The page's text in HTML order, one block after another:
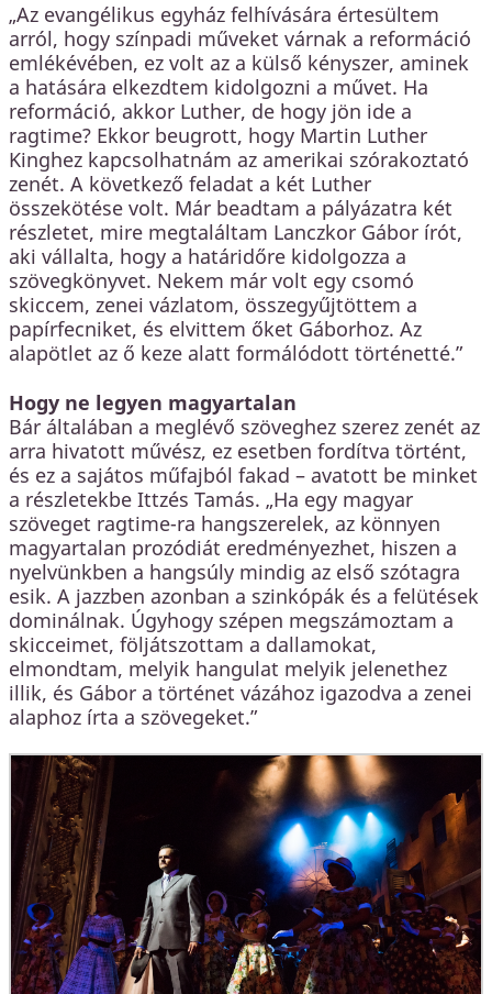
„Az evangélikus egyház felhívására értesültem
arról, hogy színpadi műveket várnak a reformáció
emlékévében, ez volt az a külső kényszer, aminek
a hatására elkezdtem kidolgozni a művet. Ha
reformáció, akkor Luther, de hogy jön ide a
ragtime? Ekkor beugrott, hogy Martin Luther
Kinghez kapcsolhatnám az amerikai szórakoztató
zenét. A következő feladat a két Luther
összekötése volt. Már beadtam a pályázatra két
részletet, mire megtaláltam Lanczkor Gábor írót,
aki vállalta, hogy a határidőre kidolgozza a
szövegkönyvet. Nekem már volt egy csomó
skiccem, zenei vázlatom, összegyűjtöttem a
papírfecniket, és elvittem őket Gáborhoz. Az
alapötlet az ő keze alatt formálódott történetté.”
Hogy ne legyen magyartalan
Bár általában a meglévő szöveghez szerez zenét az
arra hivatott művész, ez esetben fordítva történt,
és ez a sajátos műfajból fakad – avatott be minket
a részletekbe Ittzés Tamás. „Ha egy magyar
szöveget ragtime-ra hangszerelek, az könnyen
magyartalan prozódiát eredményezhet, hiszen a
nyelvünkben a hangsúly mindig az első szótagra
esik. A jazzben azonban a szinkópák és a felütések
dominálnak. Úgyhogy szépen megszámoztam a
skicceimet, följátszottam a dallamokat,
elmondtam, melyik hangulat melyik jelenethez
illik, és Gábor a történet vázához igazodva a zenei
alaphoz írta a szövegeket.”